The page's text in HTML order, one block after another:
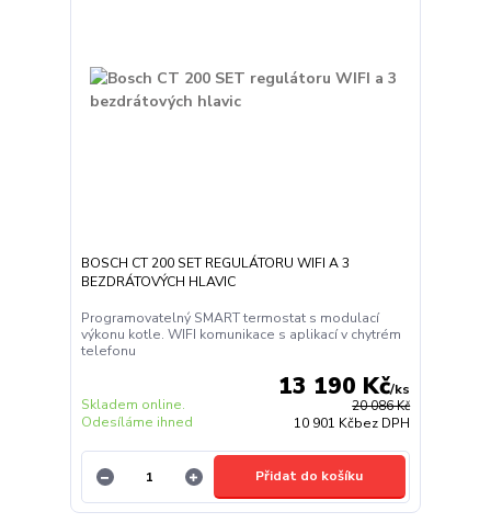
BOSCH CT 200 SET REGULÁTORU WIFI A 3
BEZDRÁTOVÝCH HLAVIC
Programovatelný SMART termostat s modulací
výkonu kotle. WIFI komunikace s aplikací v chytrém
telefonu
20 086 Kč
13 190 Kč/ks
10 901 Kčbez DPH
Skladem online.
Odesíláme ihned
Přidat do košíku